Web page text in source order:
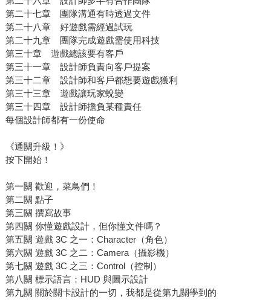
第二十七章 團隊溝通有時透過文件
第二十八章 好遊戲需經過試玩
第二十九章 團隊完成遊戲需使用科技
第三十章 遊戲總該要有客戶
第三十一章 設計師負責向客戶提案
第三十二章 設計師和客戶都想要遊戲獲利
第三十三章 遊戲讓玩家蛻變
第三十四章 設計師擔負某種責任
每個設計師都有一份使命
《通關升級！》
按下開始！
第一關 歡迎，菜鳥們！
第二關 點子
第三關 撰寫故事
第四關 你懂遊戲設計，但你懂文件嗎？
第五關 遊戲 3C 之一：Character（角色）
第六關 遊戲 3C 之二：Camera（攝影機）
第七關 遊戲 3C 之三：Control（控制）
第八關 標示語言：HUD 與圖示設計
第九關 關於關卡設計的一切，我都是從第九關學到的